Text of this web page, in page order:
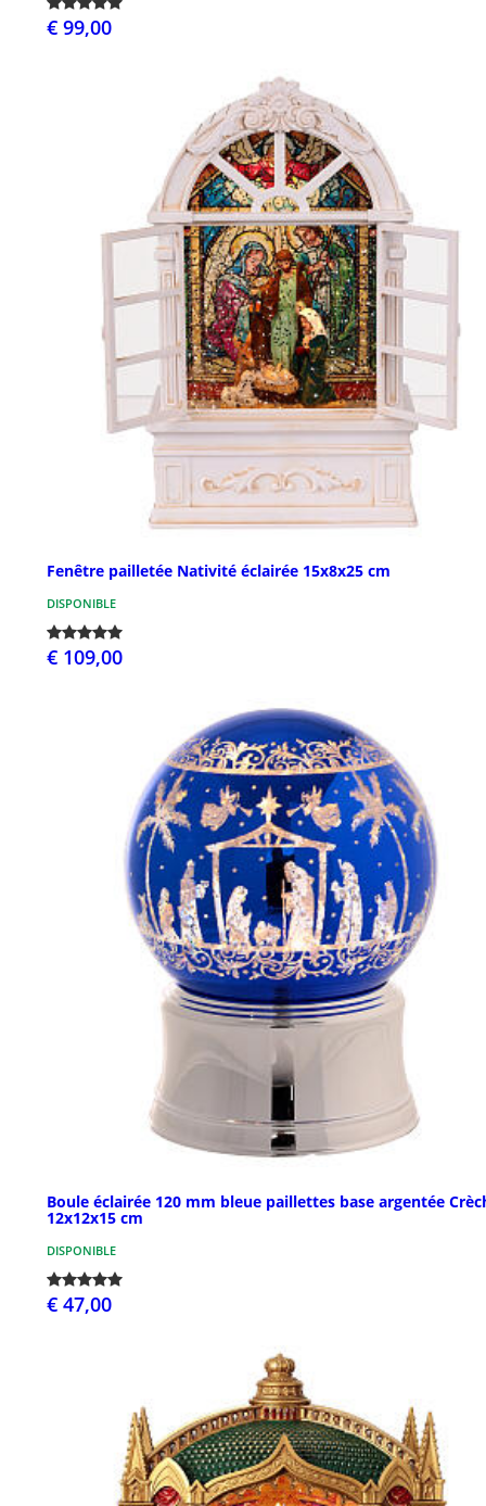
€ 99,00
Fenêtre pailletée Nativité éclairée 15x8x25 cm
DISPONIBLE
€ 109,00
Boule éclairée 120 mm bleue paillettes base argentée
12x12x15 cm
DISPONIBLE
€ 47,00